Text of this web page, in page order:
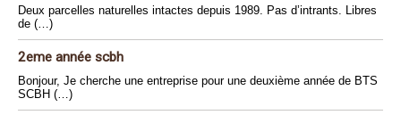
Deux parcelles naturelles intactes depuis 1989. Pas d’intrants. Libres
de (…)
2eme année scbh
Bonjour, Je cherche une entreprise pour une deuxième année de BTS
SCBH (…)